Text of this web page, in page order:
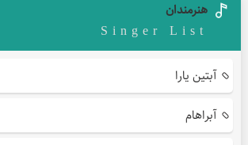
هنرمندان
Singer List
آبتین یارا
آبراهام